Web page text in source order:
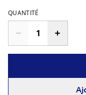
QUANTITÉ